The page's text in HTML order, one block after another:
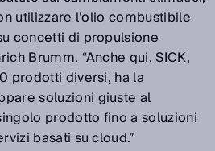
utilizzare l’olio combustibile
concetti di propulsione
Brumm. “Anche qui, SICK,
prodotti diversi, ha la
soluzioni giuste al
prodotto fino a soluzioni
basati su cloud.”